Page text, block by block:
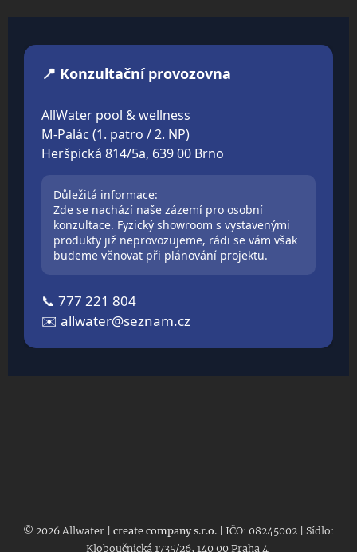
📍 Konzultační provozovna
AllWater pool & wellness
M-Palác (1. patro / 2. NP)
Heršpická 814/5a, 639 00 Brno
Důležitá informace:
Zde se nachází naše zázemí pro osobní
konzultace. Fyzický showroom s vystavenými
produkty již neprovozujeme, rádi se vám však
budeme věnovat při plánování projektu.
📞777 221 804
✉️allwater@seznam.cz
© 2026 Allwater | create company s.r.o. | IČO: 08245002 | Sídlo:
Kloboučnická 1735/26, 140 00 Praha 4